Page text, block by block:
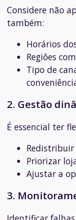
Considere não
também:
Horários
Regiões
Tipo de
2. Gestão
É essencial ter
Priorizar
Ajustar a
3.